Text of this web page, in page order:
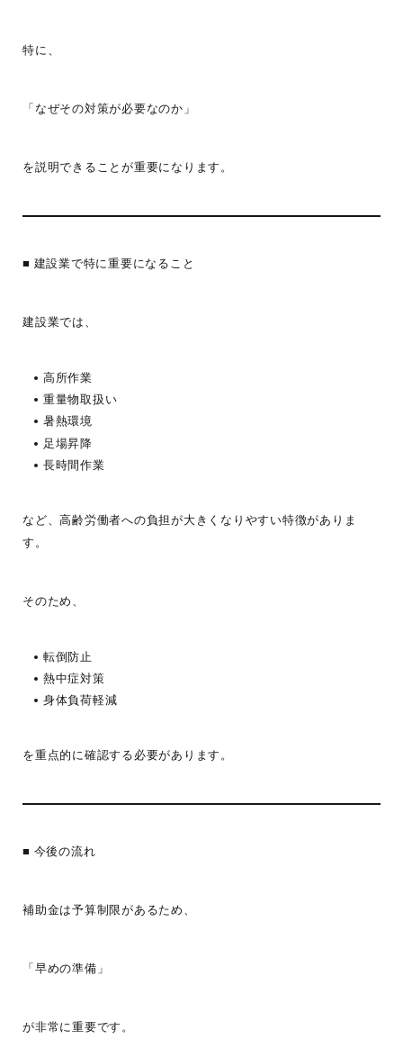
特に、
「なぜその対策が必要なのか」
を説明できることが重要になります。
■ 建設業で特に重要になること
建設業では、
高所作業
重量物取扱い
暑熱環境
足場昇降
長時間作業
など、高齢労働者への負担が大きくなりやすい特徴がありま
す。
そのため、
転倒防止
熱中症対策
身体負荷軽減
を重点的に確認する必要があります。
■ 今後の流れ
補助金は予算制限があるため、
「早めの準備」
が非常に重要です。